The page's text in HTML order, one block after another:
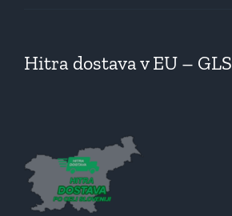
Hitra dostava v EU – GLS